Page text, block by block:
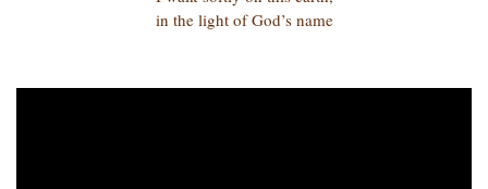
in the light of God’s name